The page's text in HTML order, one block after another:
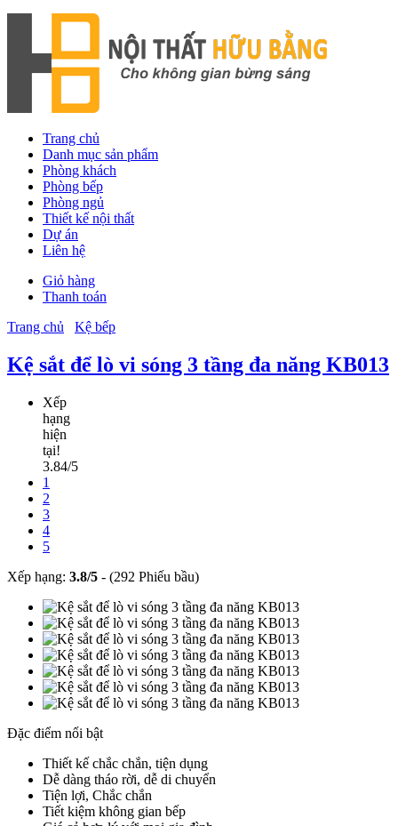
Trang chủ
Danh mục sản phẩm
Phòng khách
Phòng bếp
Phòng ngủ
Thiết kế nội thất
Dự án
Liên hệ
Giỏ hàng
Thanh toán
Trang chủ
Kệ bếp
Kệ sắt để lò vi sóng 3 tầng đa năng KB013
Xếp
hạng
hiện
tại!
3.84/5
1
2
3
4
5
Xếp hạng: 3.8/5 - (292 Phiếu bầu)
Đặc điểm nổi bật
Thiết kế chắc chắn, tiện dụng
Dễ dàng tháo rời, dễ di chuyển
Tiện lợi, Chắc chắn
Tiết kiệm không gian bếp